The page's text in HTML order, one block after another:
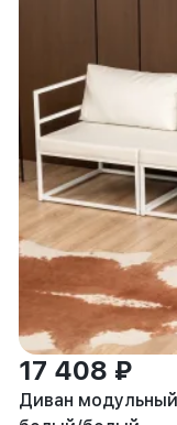
17 408 ₽
Диван